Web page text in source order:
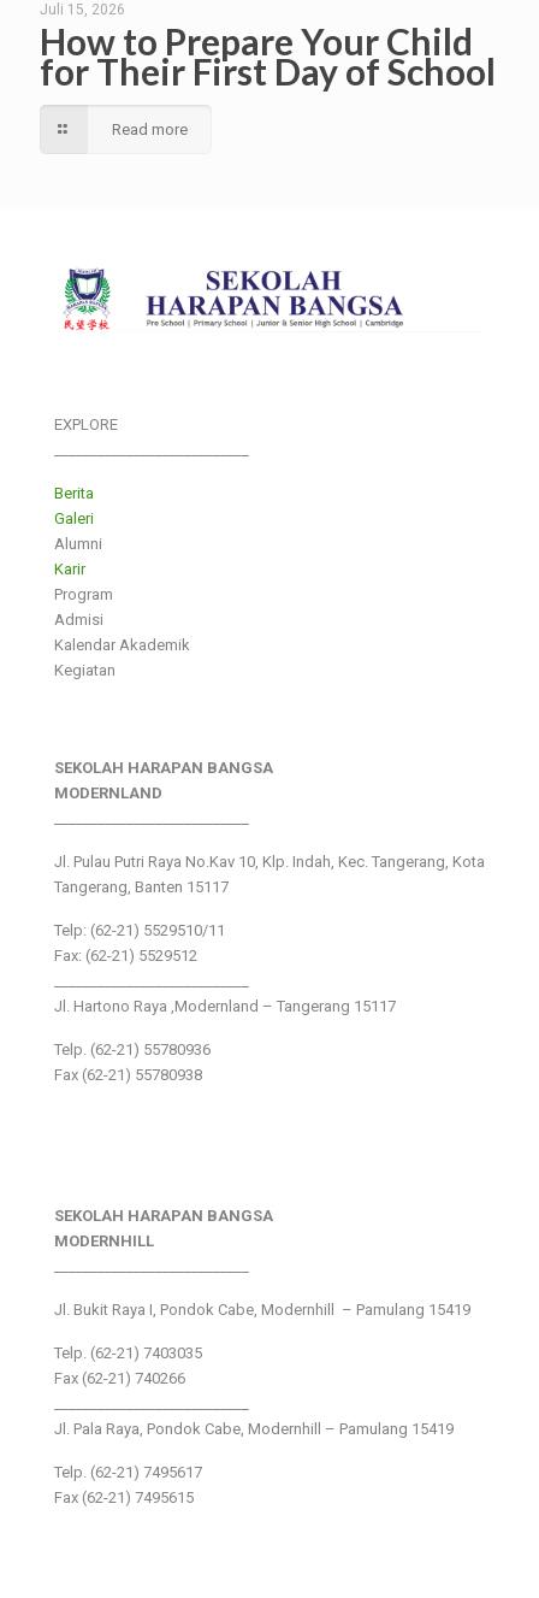
Juli 15, 2026
How to Prepare Your Child
for Their First Day of School
Read more
EXPLORE
Berita
Galeri
Alumni
Karir
Program
Admisi
Kalendar Akademik
Kegiatan
SEKOLAH HARAPAN BANGSA
MODERNLAND
Jl. Pulau Putri Raya No.Kav 10, Klp. Indah, Kec. Tangerang, Kota
Tangerang, Banten 15117
Telp: (62-21) 5529510/11
Fax: (62-21) 5529512
Jl. Hartono Raya ,Modernland – Tangerang 15117
Telp. (62-21) 55780936
Fax (62-21) 55780938
SEKOLAH HARAPAN BANGSA
MODERNHILL
Jl. Bukit Raya I, Pondok Cabe, Modernhill – Pamulang 15419
Telp. (62-21) 7403035
Fax (62-21) 740266
Jl. Pala Raya, Pondok Cabe, Modernhill – Pamulang 15419
Telp. (62-21) 7495617
Fax (62-21) 7495615